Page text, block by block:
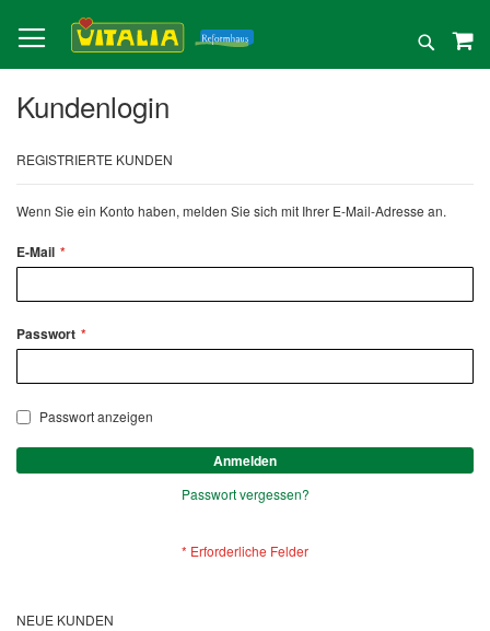
zum
Inhalt
Suche
Kundenlogin
REGISTRIERTE KUNDEN
Wenn Sie ein Konto haben, melden Sie sich mit Ihrer E-Mail-Adresse an.
E-Mail
Passwort
Passwort anzeigen
Anmelden
Passwort vergessen?
NEUE KUNDEN